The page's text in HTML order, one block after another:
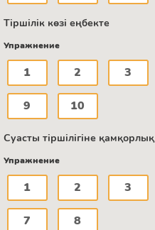
Тіршілік көзі еңбекте
Упражнение
1 2 3
9 10
Суасты тіршілігіне қамқорлық
Упражнение
1 2 3
7 8